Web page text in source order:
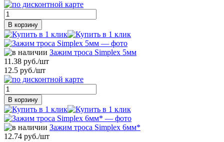
В корзину
Зажим троса Simplex 5мм
11.38 руб./шт
12.5 руб./шт
В корзину
Зажим троса Simplex 6мм*
12.74 руб./шт